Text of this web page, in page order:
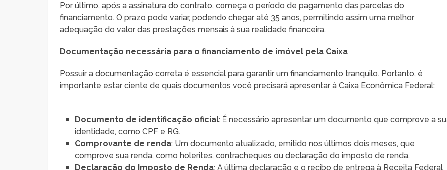
Por último, após a assinatura do contrato, começa o período de pagamento das parcelas do
financiamento. O prazo pode variar, podendo chegar até 35 anos, permitindo assim uma melhor
adequação do valor das prestações mensais à sua realidade financeira.
Documentação necessária para o financiamento de imóvel pela Caixa
Possuir a documentação correta é essencial para garantir um financiamento tranquilo. Portanto, é
importante estar ciente de quais documentos você precisará apresentar à Caixa Econômica Federal:
Documento de identificação oficial: É necessário apresentar um documento que comprove a
identidade, como CPF e RG.
Comprovante de renda: Um documento atualizado, emitido nos últimos dois meses, que
comprove sua renda, como holerites, contracheques ou declaração do imposto de renda.
Declaração do Imposto de Renda: A última declaração e o recibo de entrega à Receita Federal